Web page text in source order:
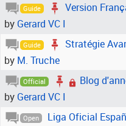
Guide
Version
by Gerard VC I
Guide
Stratégie
by M. Truche
Official
Blog
by Gerard VC I
Open
Liga Oficial